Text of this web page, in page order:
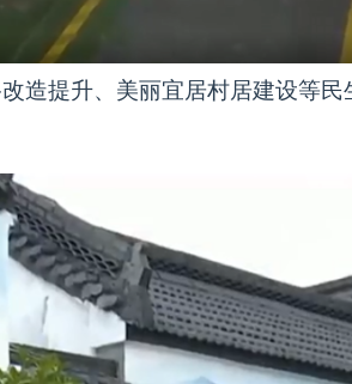
造提升、美丽宜居村居建设等